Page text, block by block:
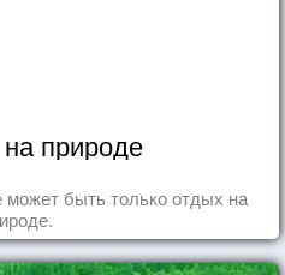
природе
быть только отдых на